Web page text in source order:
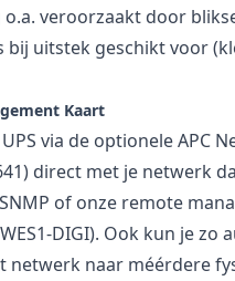
veroorzaakt door
bij uitstek geschikt voor
Kaart
via de optionele APC
direct met je netwerk
of onze remote
DIGI). Ook kun je
netwerk naar méérdere